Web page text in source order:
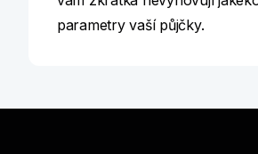
parametry vaší půjčky.